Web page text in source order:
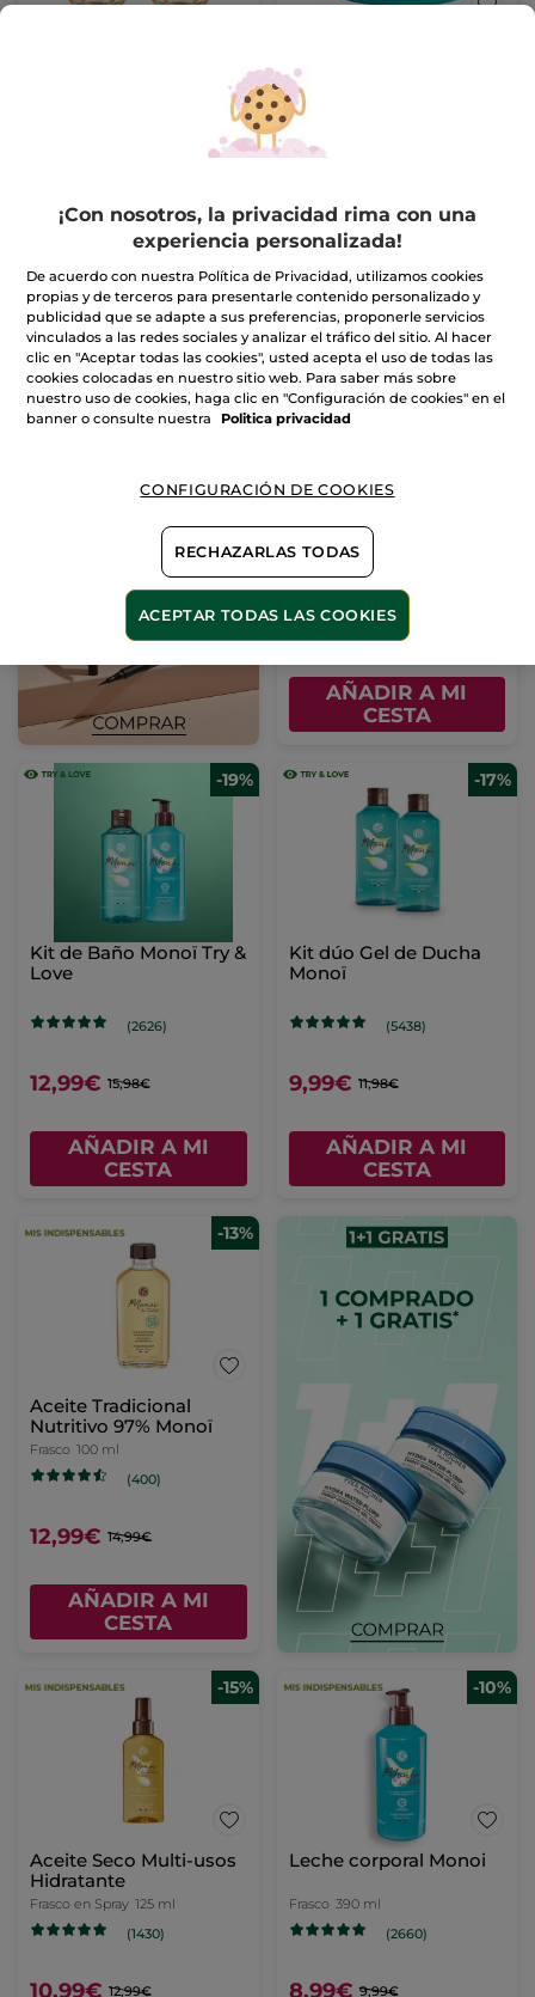
Frasco recargable por 1€
AÑADIR A MI
hidratante 3 en 1 Monoi
Tarro
AÑADIR A MI
-17%
Kit Cuerpo Monoï Try &
9,99€
AÑADIR A MI
CESTA
-19%
Kit de Baño Monoï Try &
Love
(2626)
12,99€ 15,98€
AÑADIR A MI
CESTA
-17%
Kit dúo Gel de Ducha
Monoï
(5438)
9,99€ 11,98€
AÑADIR A MI
CESTA
-13%
Aceite Tradicional
Nutritivo 97% Monoï
Frasco 100 ml
(400)
12,99€ 14,99€
AÑADIR A MI
CESTA
-15%
Aceite Seco Multi-usos
Hidratante
Frasco en Spray 125 ml
(1430)
10,99€ 12,99€
-10%
Leche corporal Monoi
Frasco 390 ml
(2660)
8,99€ 9,99€
¡Con nosotros, la privacidad rima con una
experiencia personalizada!
De acuerdo con nuestra Política de Privacidad, utilizamos cookies
propias y de terceros para presentarle contenido personalizado y
publicidad que se adapte a sus preferencias, proponerle servicios
vinculados a las redes sociales y analizar el tráfico del sitio. Al hacer
clic en "Aceptar todas las cookies", usted acepta el uso de todas las
cookies colocadas en nuestro sitio web. Para saber más sobre
nuestro uso de cookies, haga clic en "Configuración de cookies" en el
banner o consulte nuestra
Politica privacidad
CONFIGURACIÓN DE COOKIES
RECHAZARLAS TODAS
ACEPTAR TODAS LAS COOKIES